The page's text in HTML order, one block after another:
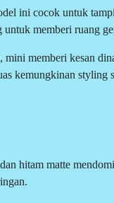
ini cocok untuk
untuk memberi ruang
memberi kesan
kemungkinan styling
hitam matte